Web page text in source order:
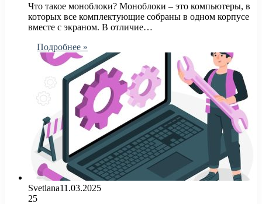
Что такое моноблоки? Моноблоки – это компьютеры, в
которых все комплектующие собраны в одном корпусе
вместе с экраном. В отличие…
Подробнее »
Svetlana11.03.2025
25